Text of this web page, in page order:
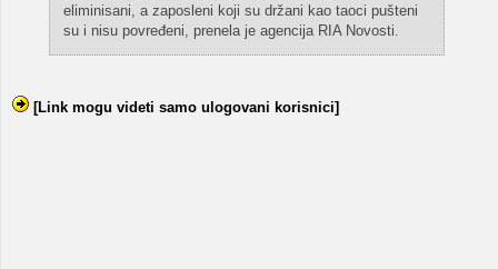
eliminisani, a zaposleni koji su držani kao taoci pušteni
su i nisu povređeni, prenela je agencija RIA Novosti.
[Link mogu videti samo ulogovani korisnici]